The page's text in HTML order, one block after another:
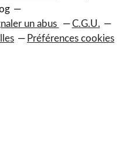
un abus
C.G.U.
Préférences cookies